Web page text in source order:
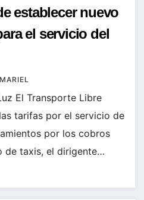
establecer nuevo
el servicio del
El Transporte Libre
tarifas por el servicio de
por los cobros
de taxis, el dirigente…